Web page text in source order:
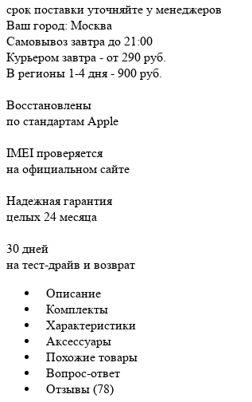
срок поставки уточняйте у менеджеров
Ваш город: Москва
Самовывоз завтра до 21:00
Курьером завтра - от 290 руб.
В регионы 1-4 дня - 900 руб.
Восстановлены
по стандартам Apple
IMEI проверяется
на официальном сайте
Надежная гарантия
целых 24 месяца
30 дней
на тест-драйв и возврат
Описание
Комплекты
Характеристики
Аксессуары
Похожие товары
Вопрос-ответ
Отзывы (78)